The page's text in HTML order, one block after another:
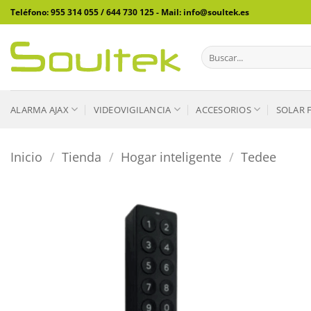
Saltar
al
contenido
Teléfono: 955 314 055 / 644 730 125 - Mail: info@soultek.es
Buscar
por:
ALARMA AJAX VIDEOVIGILANCIA ACCESORIOS SOLAR
Inicio / Tienda / Hogar inteligente / Tedee